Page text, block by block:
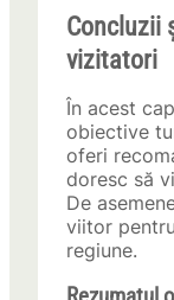
Concluzii
vizitatori
În acest
obiective
oferi
doresc să
De
viitor
regiune.